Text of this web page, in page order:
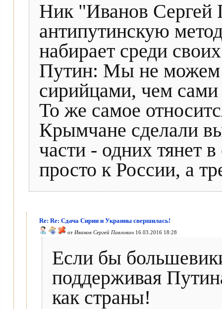
Ник "Иванов Сергей
антипутинскую
набирает среди
Путин: Мы не
сирийцами, чем
То же самое
Крымчане сделали
части - одних тянет
просто к России, а
Re: Re: Сдача Сирии и Украины свершилась!
от Иванов Сергей Павлович 16.03.2016 18:28
Если бы
поддерживая
как страны!